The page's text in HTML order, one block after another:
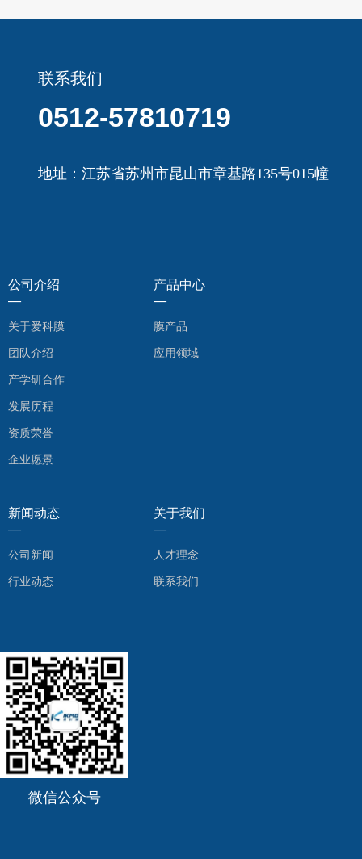
微信公众号
公司介绍
—
关于爱科膜
团队介绍
产学研合作
发展历程
资质荣誉
企业愿景
产品中心
—
膜产品
应用领域
联系我们
0512-57810719
地址：江苏省苏州市昆山市章基路135号015幢
新闻动态
—
公司新闻
行业动态
关于我们
—
人才理念
联系我们